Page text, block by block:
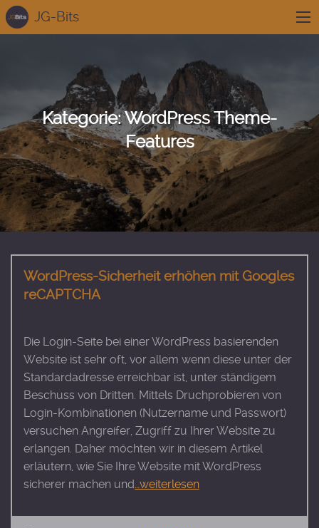
JG-Bits
Kategorie:WordPress Theme-
Features
WordPress-Sicherheit erhöhen mit Googles
reCAPTCHA
Die Login-Seite bei einer WordPress basierenden
Website ist sehr oft, vor allem wenn diese unter der
Standardadresse erreichbar ist, unter ständigem
Beschuss von Dritten. Mittels Druchprobieren von
Login-Kombinationen (Nutzername und Passwort)
versuchen Angreifer, Zugriff zu Ihrer Website zu
erlangen. Daher möchten wir in diesem Artikel
erläutern, wie Sie Ihre Website mit WordPress
sicherer machen und…weiterlesen